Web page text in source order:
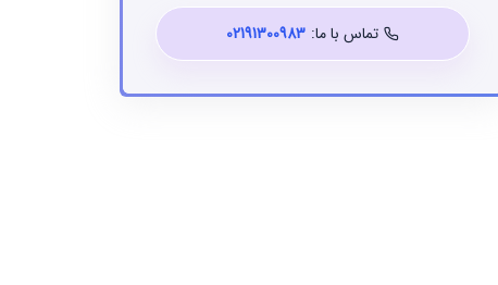
تماس با ما: 02191300983